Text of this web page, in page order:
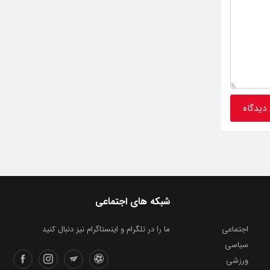
شبکه های اجتماعی
ما را در تلگرام و اینستاگرام نیز دنبال کنید
اجتماعی
سیاسی
ورزشی